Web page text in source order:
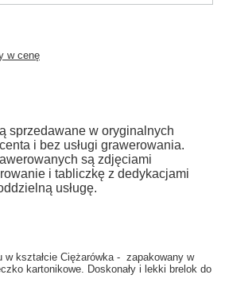
w cenę
sprzedawane w oryginalnych
i bez usługi grawerowania.
są zdjęciami
i tabliczkę z dedykacjami
usługę.
w kształcie Ciężarówka - zapakowany w
kartonikowe. Doskonały i lekki brelok do